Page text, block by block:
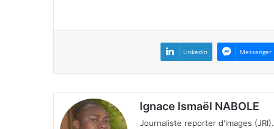
Linkedin Messenger
Ignace Ismaël NABOLE
Journaliste reporter d'images (JRI).